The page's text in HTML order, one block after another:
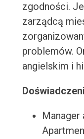
zgodności.
zarządcą
problemów.
angielskim i
Manager